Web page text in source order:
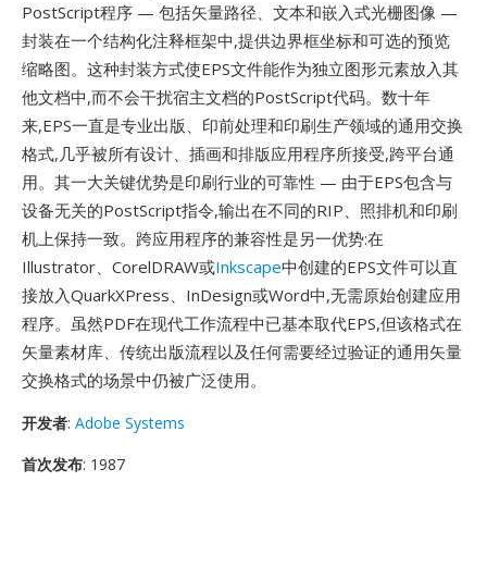
PostScript程序 — 包括矢量路径、文本和嵌入式光栅图像 —
封装在一个结构化注释框架中,提供边界框坐标和可选的预览
缩略图。这种封装方式使EPS文件能作为独立图形元素放入其
他文档中,而不会干扰宿主文档的PostScript代码。数十年
来,EPS一直是专业出版、印前处理和印刷生产领域的通用交换
格式,几乎被所有设计、插画和排版应用程序所接受,跨平台通
用。其一大关键优势是印刷行业的可靠性 — 由于EPS包含与
设备无关的PostScript指令,输出在不同的RIP、照排机和印刷
机上保持一致。跨应用程序的兼容性是另一优势:在
Illustrator、CorelDRAW或Inkscape中创建的EPS文件可以直
接放入QuarkXPress、InDesign或Word中,无需原始创建应用
程序。虽然PDF在现代工作流程中已基本取代EPS,但该格式在
矢量素材库、传统出版流程以及任何需要经过验证的通用矢量
交换格式的场景中仍被广泛使用。
开发者: Adobe Systems
首次发布: 1987